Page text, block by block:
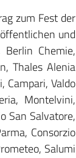
zum Fest der
und
Chemie,
Thales Alenia
Campari, Valdo
Montelvini,
San Salvatore,
Consorzio
Salumi